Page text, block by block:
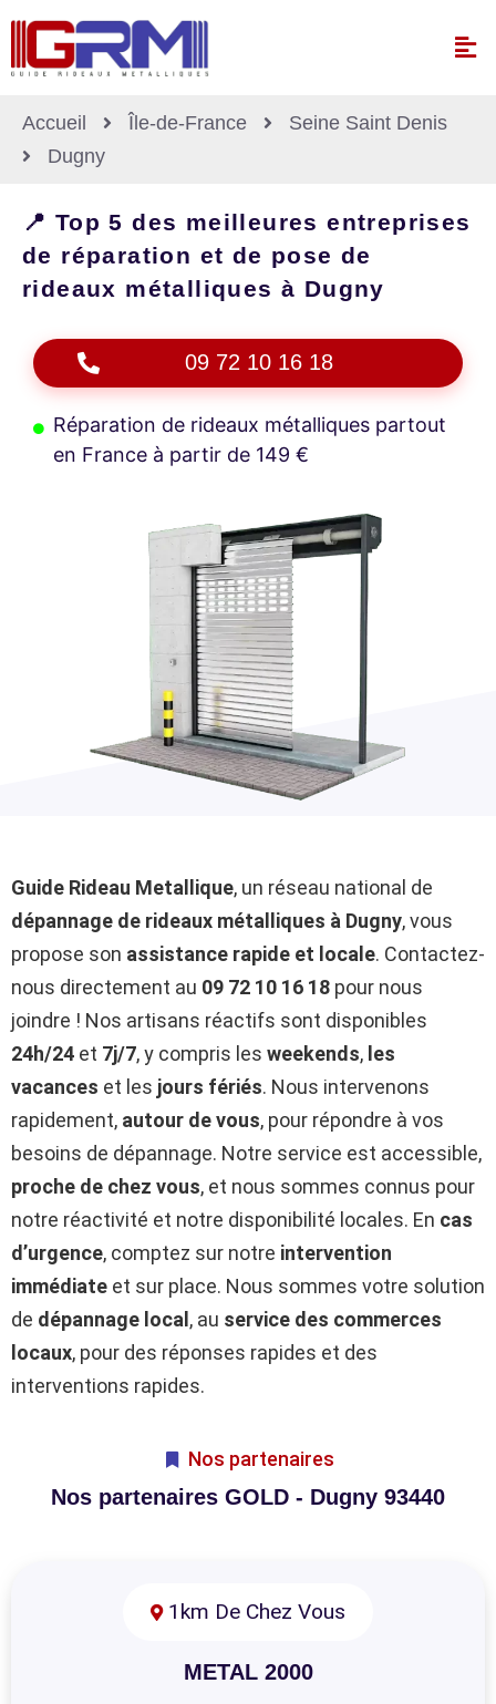
Accueil Île-de-France
Seine Saint Denis
Dugny
📍 Top 5 des meilleures entreprises
de réparation et de pose de
rideaux métalliques à Dugny
09 72 10 16 18
Réparation de rideaux métalliques partout
en France à partir de 149 €
Guide Rideau Metallique, un réseau national de
dépannage de rideaux métalliques à Dugny, vous
propose son assistance rapide et locale. Contactez-
nous directement au 09 72 10 16 18 pour nous
joindre ! Nos artisans réactifs sont disponibles
24h/24 et 7j/7, y compris les weekends, les
vacances et les jours fériés. Nous intervenons
rapidement, autour de vous, pour répondre à vos
besoins de dépannage. Notre service est accessible,
proche de chez vous, et nous sommes connus pour
notre réactivité et notre disponibilité locales. En cas
d’urgence, comptez sur notre intervention
immédiate et sur place. Nous sommes votre solution
de dépannage local , au service des commerces
locaux, pour des réponses rapides et des
interventions rapides.
Nos partenaires
Nos partenaires GOLD - Dugny 93440
1km De Chez Vous
METAL 2000